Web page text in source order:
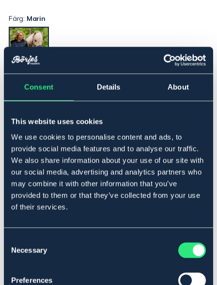
Consent Details About
This website uses cookies
We use cookies to personalise content and ads, to
provide social media features and to analyse our traffic.
We also share information about your use of our site with
our social media, advertising and analytics partners who
may combine it with other information that you’ve
provided to them or that they’ve collected from your use
of their services.
Selection
Necessary
Preferences
Färg: Marin
XL
Lägg i varukorgen
I lager Se lager i butik
Produktbeskrivning
Funktionsjacka som passar i alla olika väder.
Vattenavisande material med tejpade sömmar och huva
ärmslut. Regnjacka.
Art.nr. 9075294-NV-XL
Se lager i butik